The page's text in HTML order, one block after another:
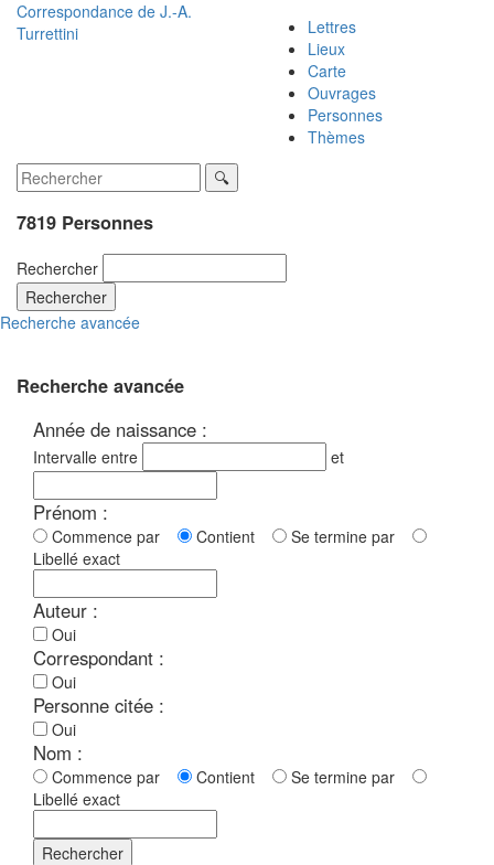
Correspondance de J.-A.
Turrettini
Lettres
Lieux
Carte
Ouvrages
Personnes
Thèmes
7819 Personnes
Rechercher
Rechercher
Recherche avancée
Recherche avancée
Année de naissance :
Intervalle entre et
Prénom :
Commence par Contient
Se termine par
Libellé exact
Auteur :
Oui
Correspondant :
Oui
Personne citée :
Oui
Nom :
Commence par Contient
Se termine par
Libellé exact
Rechercher